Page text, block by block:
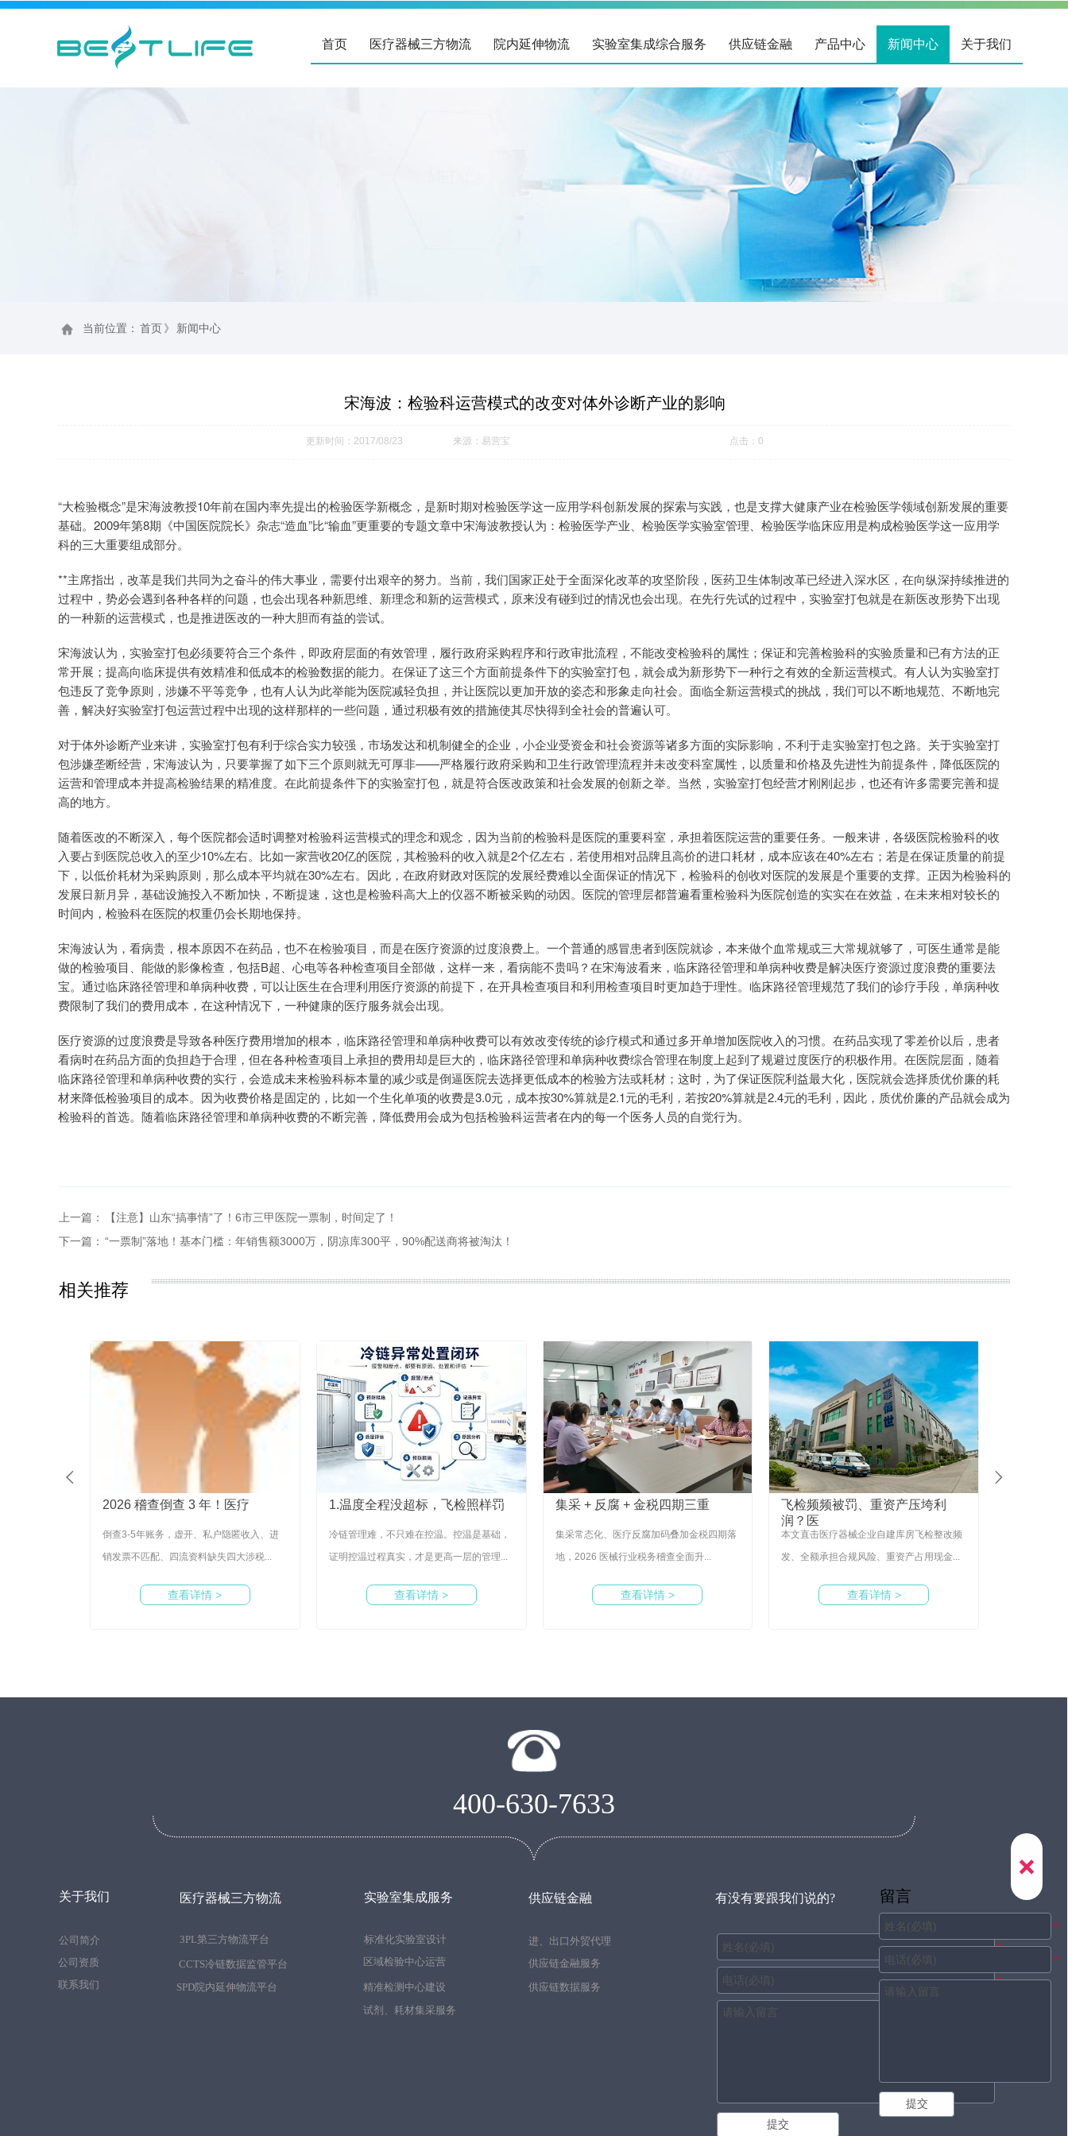
首页 医疗器械三方物流 院内延伸物流 实验室集成综合服务 供应链金融 产品中心 新闻中心 关于我们
关于我们 医疗器械三方物流 实验室集成服务
400-630-7633
提交
3PL第三方物流平台
CCTS冷链数据监管平台
SPD院内延伸物流平台
公司简介
公司资质
联系我们
供应链金融 有没有要跟我们说的?
标准化实验室设计
区域检验中心运营
精准检测中心建设
进、出口外贸代理
供应链金融服务
供应链数据服务
试剂、耗材集采服务
宋海波：检验科运营模式的改变对体外诊断产业的影响
“大检验概念”是宋海波教授10年前在国内率先提出的检验医学新概念，是新时期对检验医学这一应用学科创新发展的探索与实践，也是支撑大健康产业在检验医学领域创新发展的重要
基础。2009年第8期《中国医院院长》杂志“造血”比“输血”更重要的专题文章中宋海波教授认为：检验医学产业、检验医学实验室管理、检验医学临床应用是构成检验医学这一应用学
科的三大重要组成部分。
**主席指出，改革是我们共同为之奋斗的伟大事业，需要付出艰辛的努力。当前，我们国家正处于全面深化改革的攻坚阶段，医药卫生体制改革已经进入深水区，在向纵深持续推进的
过程中，势必会遇到各种各样的问题，也会出现各种新思维、新理念和新的运营模式，原来没有碰到过的情况也会出现。在先行先试的过程中，实验室打包就是在新医改形势下出现
的一种新的运营模式，也是推进医改的一种大胆而有益的尝试。
宋海波认为，实验室打包必须要符合三个条件，即政府层面的有效管理，履行政府采购程序和行政审批流程，不能改变检验科的属性；保证和完善检验科的实验质量和已有方法的正
常开展；提高向临床提供有效精准和低成本的检验数据的能力。在保证了这三个方面前提条件下的实验室打包，就会成为新形势下一种行之有效的全新运营模式。有人认为实验室打
包违反了竞争原则，涉嫌不平等竞争，也有人认为此举能为医院减轻负担，并让医院以更加开放的姿态和形象走向社会。面临全新运营模式的挑战，我们可以不断地规范、不断地完
善，解决好实验室打包运营过程中出现的这样那样的一些问题，通过积极有效的措施使其尽快得到全社会的普遍认可。
对于体外诊断产业来讲，实验室打包有利于综合实力较强，市场发达和机制健全的企业，小企业受资金和社会资源等诸多方面的实际影响，不利于走实验室打包之路。关于实验室打
包涉嫌垄断经营，宋海波认为，只要掌握了如下三个原则就无可厚非——严格履行政府采购和卫生行政管理流程并未改变科室属性，以质量和价格及先进性为前提条件，降低医院的
运营和管理成本并提高检验结果的精准度。在此前提条件下的实验室打包，就是符合医改政策和社会发展的创新之举。当然，实验室打包经营才刚刚起步，也还有许多需要完善和提
高的地方。
随着医改的不断深入，每个医院都会适时调整对检验科运营模式的理念和观念，因为当前的检验科是医院的重要科室，承担着医院运营的重要任务。一般来讲，各级医院检验科的收
入要占到医院总收入的至少10%左右。比如一家营收20亿的医院，其检验科的收入就是2个亿左右，若使用相对品牌且高价的进口耗材，成本应该在40%左右；若是在保证质量的前提
下，以低价耗材为采购原则，那么成本平均就在30%左右。因此，在政府财政对医院的发展经费难以全面保证的情况下，检验科的创收对医院的发展是个重要的支撑。正因为检验科的
发展日新月异，基础设施投入不断加快，不断提速，这也是检验科高大上的仪器不断被采购的动因。医院的管理层都普遍看重检验科为医院创造的实实在在效益，在未来相对较长的
时间内，检验科在医院的权重仍会长期地保持。
宋海波认为，看病贵，根本原因不在药品，也不在检验项目，而是在医疗资源的过度浪费上。一个普通的感冒患者到医院就诊，本来做个血常规或三大常规就够了，可医生通常是能
做的检验项目、能做的影像检查，包括B超、心电等各种检查项目全部做，这样一来，看病能不贵吗？在宋海波看来，临床路径管理和单病种收费是解决医疗资源过度浪费的重要法
宝。通过临床路径管理和单病种收费，可以让医生在合理利用医疗资源的前提下，在开具检查项目和利用检查项目时更加趋于理性。临床路径管理规范了我们的诊疗手段，单病种收
费限制了我们的费用成本，在这种情况下，一种健康的医疗服务就会出现。
医疗资源的过度浪费是导致各种医疗费用增加的根本，临床路径管理和单病种收费可以有效改变传统的诊疗模式和通过多开单增加医院收入的习惯。在药品实现了零差价以后，患者
看病时在药品方面的负担趋于合理，但在各种检查项目上承担的费用却是巨大的，临床路径管理和单病种收费综合管理在制度上起到了规避过度医疗的积极作用。在医院层面，随着
临床路径管理和单病种收费的实行，会造成未来检验科标本量的减少或是倒逼医院去选择更低成本的检验方法或耗材；这时，为了保证医院利益最大化，医院就会选择质优价廉的耗
材来降低检验项目的成本。因为收费价格是固定的，比如一个生化单项的收费是3.0元，成本按30%算就是2.1元的毛利，若按20%算就是2.4元的毛利，因此，质优价廉的产品就会成为
检验科的首选。随着临床路径管理和单病种收费的不断完善，降低费用会成为包括检验科运营者在内的每一个医务人员的自觉行为。
当前位置： 首页 》 新闻中心
更新时间：2017/08/23 来源：易营宝 点击：0
上一篇：
【注意】山东“搞事情”了！6市三甲医院一票制，时间定了！
下一篇： “一票制”落地！基本门槛：年销售额3000万，阴凉库300平，90%配送商将被淘汰！
相关推荐

2026 稽查倒查 3 年！医疗
倒查3-5年账务，虚开、私户隐匿收入、进
销发票不匹配、四流资料缺失四大涉税...
查看详情 >
1.温度全程没超标，飞检照样罚
冷链管理难，不只难在控温。控温是基础，
证明控温过程真实，才是更高一层的管理...
查看详情 >
集采 + 反腐 + 金税四期三重
集采常态化、医疗反腐加码叠加金税四期落
地，2026 医械行业税务稽查全面升...
查看详情 >
飞检频频被罚、重资产压垮利
润？医
本文直击医疗器械企业自建库房飞检整改频
发、全额承担合规风险、重资产占用现金...
查看详情 >

提交

留言